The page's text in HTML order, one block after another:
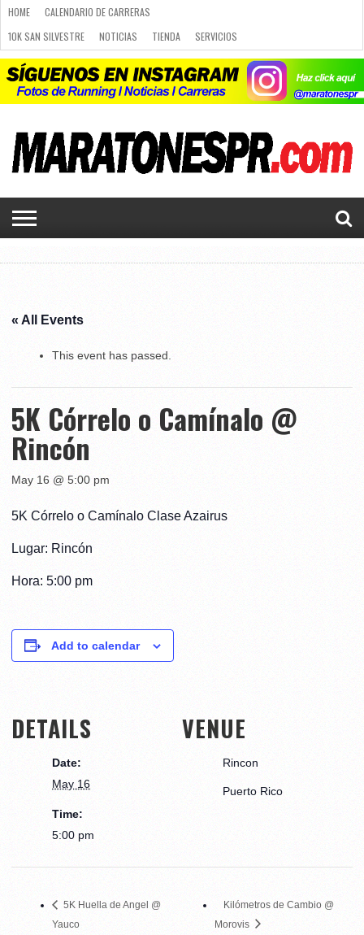
RUNNING
NOTICIAS
CALENDARIO
DE
CARRERAS
PLANES
DE
RUNNING
LUGARES
PARA
CORRER
10K SAN
SILVESTRE
CURSO
DE
RUNNING
TIENDA
SERVICIOS
CONTACTO
HOME
CALENDARIO DE CARRERAS
10K SAN SILVESTRE
NOTICIAS TIENDA
SERVICIOS
PLANES DE RUNNING
PUBLICIDAD
CARRERAS
LUGARES PARA CORRER
CALENDARIO DE CARRERAS
PORTAL DE MIEMBROS
« All Events
This event has passed.
5K Córrelo o Camínalo @
Rincón
May 16 @ 5:00 pm
5K Córrelo o Camínalo Clase Azairus
Lugar: Rincón
Hora: 5:00 pm
Add to calendar
DETAILS
Date:
May 16
Time:
5:00 pm
VENUE
Rincon
Puerto Rico
5K Huella de Angel @
Yauco
Kilómetros de Cambio @
Morovis